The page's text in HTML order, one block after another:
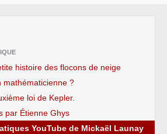
histoire des flocons de neige
mathématicienne ?
loi de Kepler.
par Étienne Ghys
YouTube de Mickaël Launay